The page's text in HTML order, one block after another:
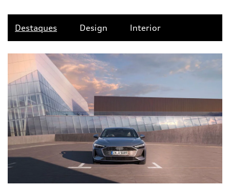
Destaques Design Interior